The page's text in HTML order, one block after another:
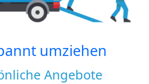
umziehen
Angebote